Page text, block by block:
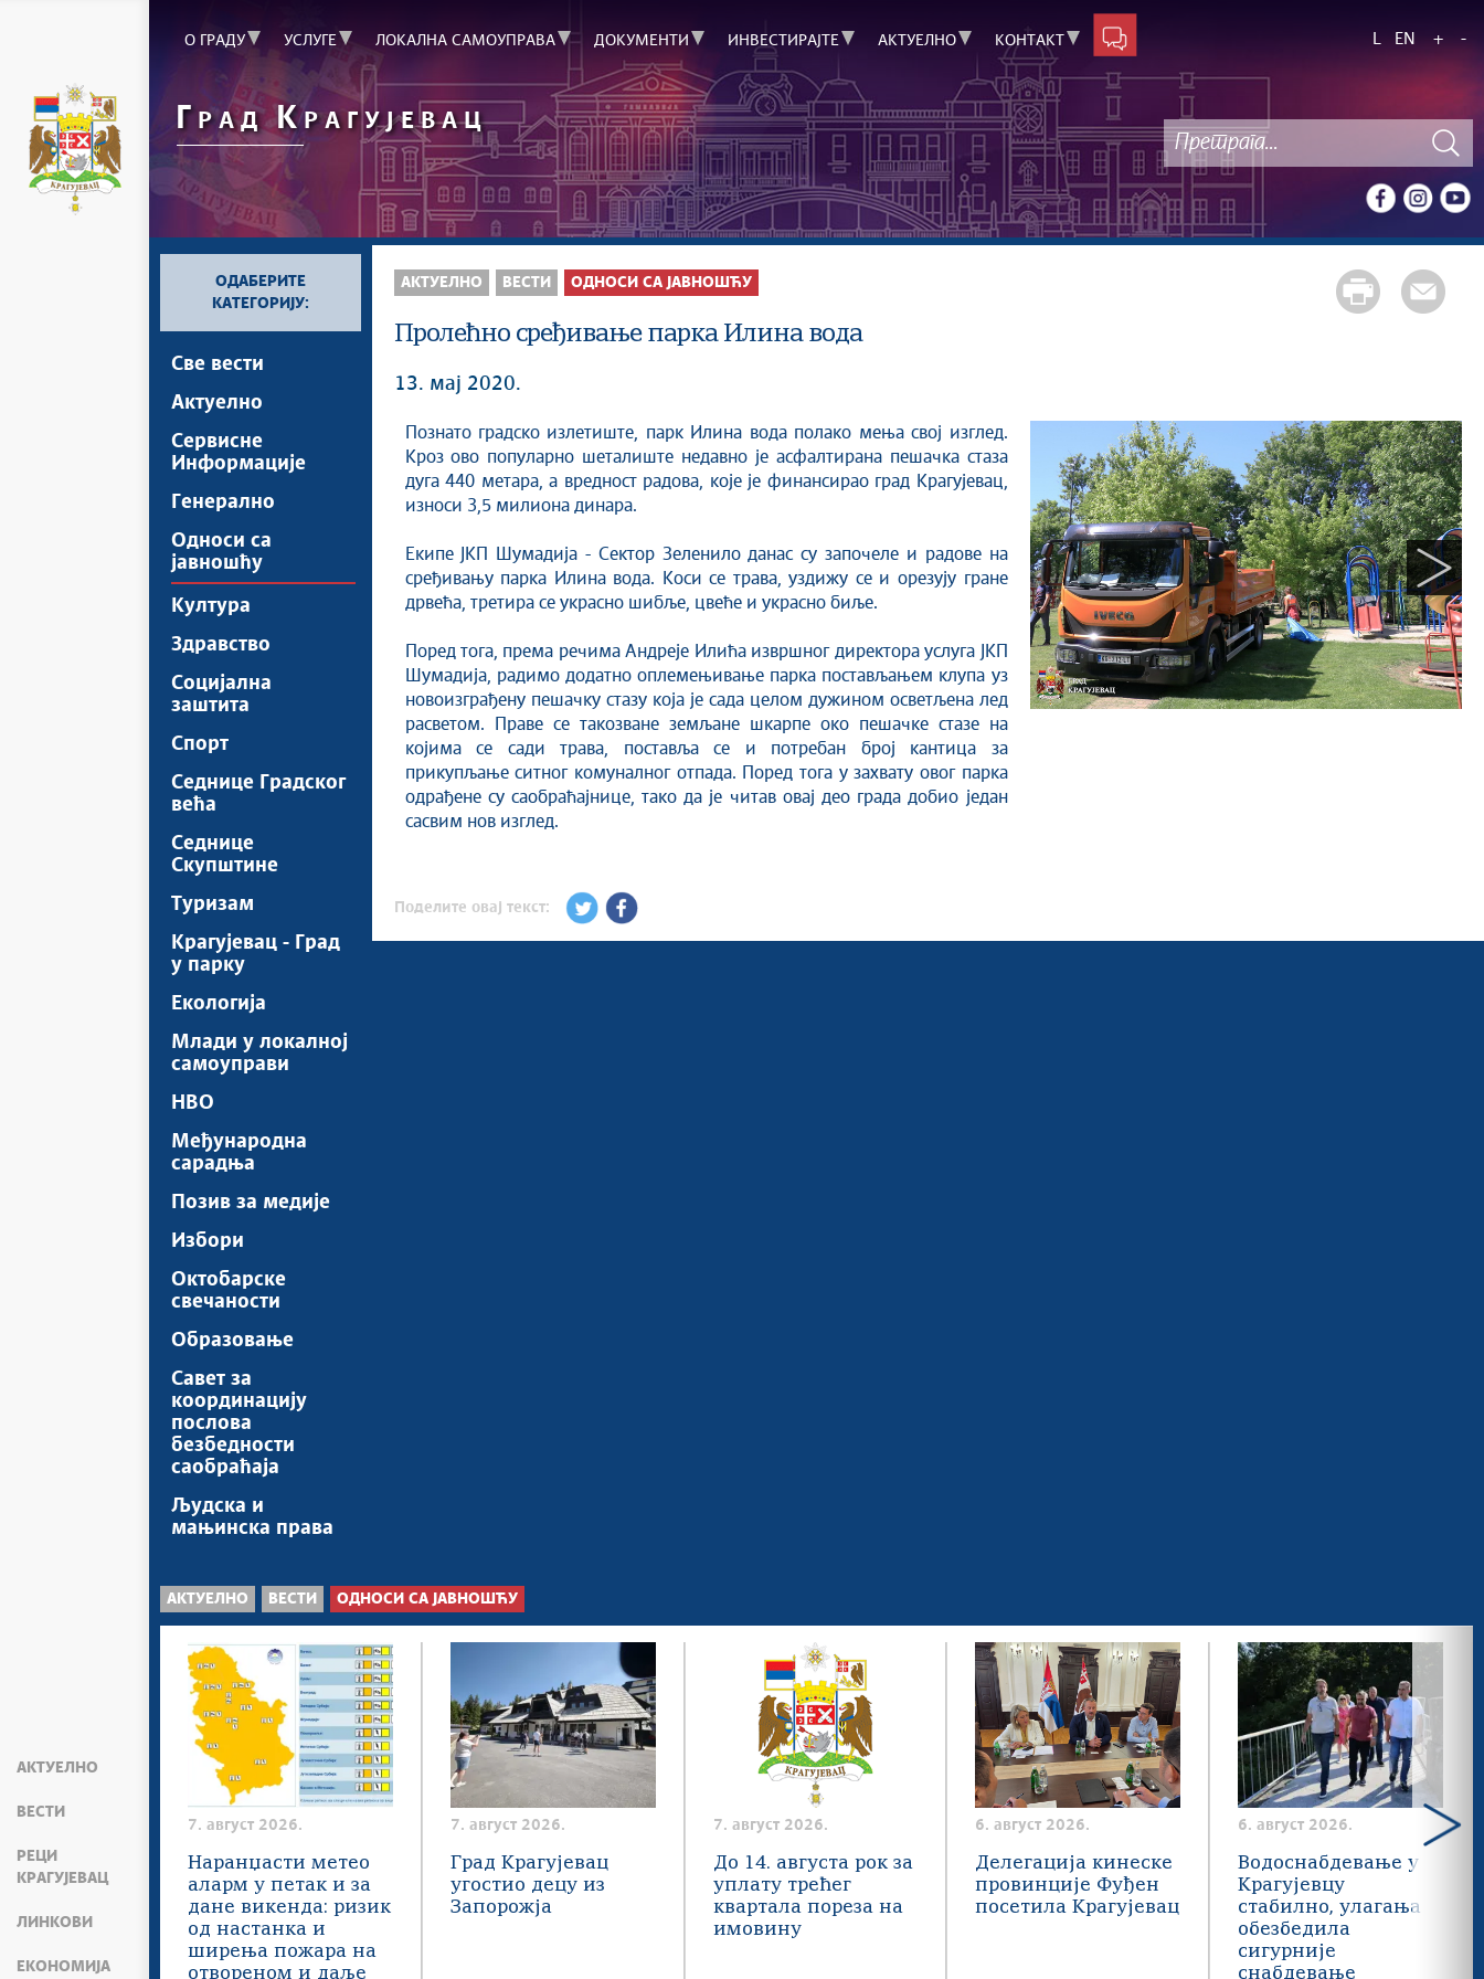
АКТУЕЛНО
ВЕСТИ
РЕЦИ
КРАГУЈЕВАЦ
ЛИНКОВИ
ЕКОНОМИЈА
О ГРАДУ УСЛУГЕ ЛОКАЛНА САМОУПРАВА ДОКУМЕНТИ ИНВЕСТИРАЈТЕ АКТУЕЛНО КОНТАКТ L EN + -
Г РАДКРАГУЈЕВАЦ
ОДАБЕРИТЕ
КАТЕГОРИЈУ:
Све вести
Актуелно
Сервисне
Информације
Генерално
Односи са
јавношћу
Култура
Здравство
Социјална
заштита
Спорт
Седнице Градског
већа
Седнице
Скупштине
Туризам
Крагујевац - Град
у парку
Екологија
Млади у локалној
самоуправи
НВО
Међународна
сарадња
Позив за медије
Избори
Октобарске
свечаности
Образовање
Савет за
координацију
послова
безбедности
саобраћаја
Људска и
мањинска права
АКТУЕЛНО ВЕСТИ ОДНОСИ СА ЈАВНОШЋУ
Пролећно сређивање парка Илина вода
13. мај 2020.
Познато градско излетиште, парк Илина вода полако мења свој изглед.
Кроз ово популарно шеталиште недавно је асфалтирана пешачка стаза
дуга 440 метара, а вредност радова, које је финансирао град Крагујевац,
износи 3,5 милиона динара.
Екипе ЈКП Шумадија - Сектор Зеленило данас су започеле и радове на
сређивању парка Илина вода. Коси се трава, уздижу се и орезују гране
дрвећа, третира се украсно шибље, цвеће и украсно биље.
Поред тога, према речима Андреје Илића извршног директора услуга ЈКП
Шумадија, радимо додатно оплемењивање парка постављањем клупа уз
новоизграђену пешачку стазу која је сада целом дужином осветљена лед
расветом. Праве се такозване земљане шкарпе око пешачке стазе на
којима се сади трава, поставља се и потребан број кантица за
прикупљање ситног комуналног отпада. Поред тога у захвату овог парка
одрађене су саобраћајнице, тако да је читав овај део града добио један
сасвим нов изглед.
Поделите овај текст:
АКТУЕЛНО ВЕСТИ ОДНОСИ СА ЈАВНОШЋУ
7. август 2026.
Наранџасти метео
аларм у петак и за
дане викенда: ризик
од настанка и
ширења пожара на
отвореном и даље
7. август 2026.
Град Крагујевац
угостио децу из
Запорожја
7. август 2026.
До 14. августа рок за
уплату трећег
квартала пореза на
имовину
6. август 2026.
Делегација кинеске
провинције Фуђен
посетила Крагујевац
6. август 2026.
Водоснабдевање у
Крагујевцу
стабилно, улагања
обезбедила
сигурније
снабдевање